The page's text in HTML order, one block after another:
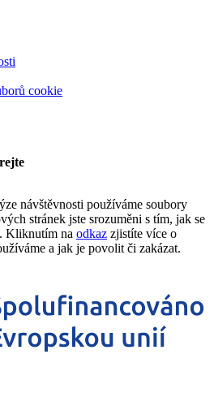
cookie
návštěvnosti používáme soubory
stránek jste srozuměni s tím, jak se
Kliknutím na odkaz zjistíte více o
a jak je povolit či zakázat.